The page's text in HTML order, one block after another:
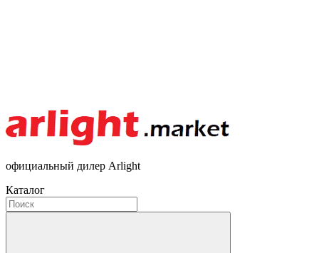
официальный дилер Arlight
Каталог